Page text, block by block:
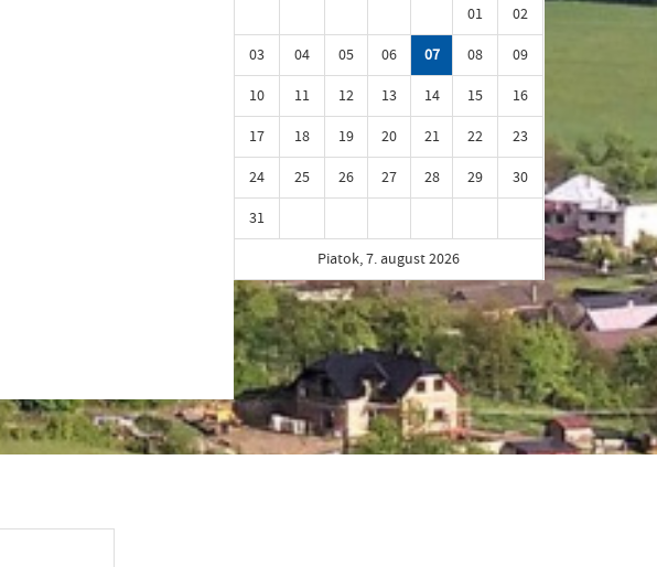
01
02
03
04 05 06 07 08
09
10
11 12 13 14 15
16
17
18 19 20 21 22
23
24
25 26 27 28 29
30
31
Piatok, 7. august 2026